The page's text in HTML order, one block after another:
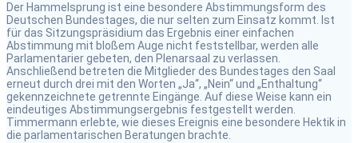
Der Hammelsprung ist eine besondere Abstimmungsform des
Deutschen Bundestages, die nur selten zum Einsatz kommt. Ist
für das Sitzungspräsidium das Ergebnis einer einfachen
Abstimmung mit bloßem Auge nicht feststellbar, werden alle
Parlamentarier gebeten, den Plenarsaal zu verlassen.
Anschließend betreten die Mitglieder des Bundestages den Saal
erneut durch drei mit den Worten „Ja“, „Nein“ und „Enthaltung“
gekennzeichnete getrennte Eingänge. Auf diese Weise kann ein
eindeutiges Abstimmungsergebnis festgestellt werden.
Timmermann erlebte, wie dieses Ereignis eine besondere Hektik in
die parlamentarischen Beratungen brachte.